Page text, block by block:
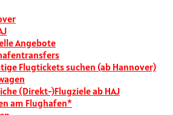
Angebote
Flugtickets suchen (ab Hannover)
(Direkt-)Flugziele ab HAJ
am Flughafen*